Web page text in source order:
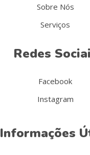
Sobre Nós
Serviços
Redes
Facebook
Instagram
Informações